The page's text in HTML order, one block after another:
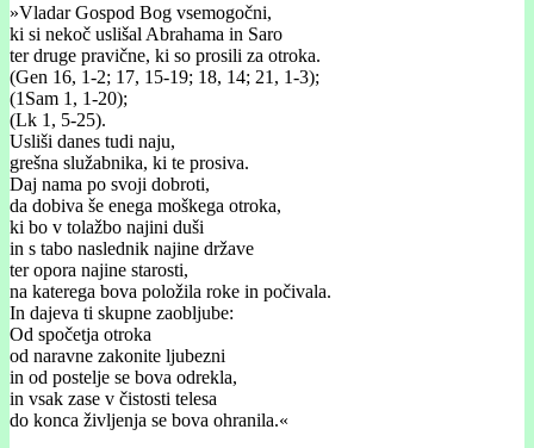
»Vladar Gospod Bog vsemogočni,
ki si nekoč uslišal Abrahama in Saro
ter druge pravične, ki so prosili za otroka.
(Gen 16, 1-2; 17, 15-19; 18, 14; 21, 1-3);
(1Sam 1, 1-20);
(Lk 1, 5-25).
Usliši danes tudi naju,
grešna služabnika, ki te prosiva.
Daj nama po svoji dobroti,
da dobiva še enega moškega otroka,
ki bo v tolažbo najini duši
in s tabo naslednik najine države
ter opora najine starosti,
na katerega bova položila roke in počivala.
In dajeva ti skupne zaobljube:
Od spočetja otroka
od naravne zakonite ljubezni
in od postelje se bova odrekla,
in vsak zase v čistosti telesa
do konca življenja se bova ohranila.«